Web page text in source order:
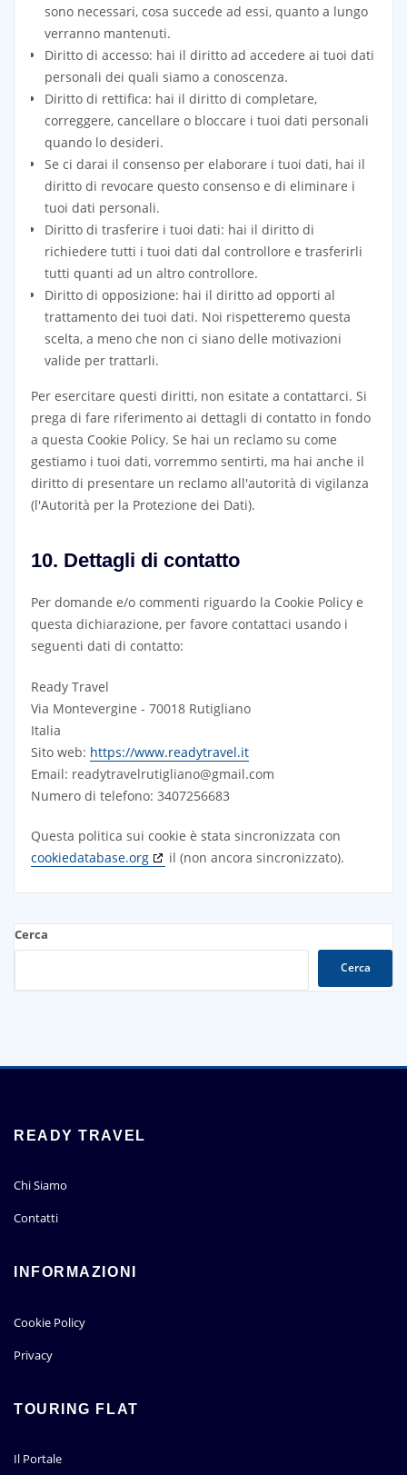
sono necessari, cosa succede ad essi, quanto a lungo
verranno mantenuti.
Diritto di accesso: hai il diritto ad accedere ai tuoi dati
personali dei quali siamo a conoscenza.
Diritto di rettifica: hai il diritto di completare,
correggere, cancellare o bloccare i tuoi dati personali
quando lo desideri.
Se ci darai il consenso per elaborare i tuoi dati, hai il
diritto di revocare questo consenso e di eliminare i
tuoi dati personali.
Diritto di trasferire i tuoi dati: hai il diritto di
richiedere tutti i tuoi dati dal controllore e trasferirli
tutti quanti ad un altro controllore.
Diritto di opposizione: hai il diritto ad opporti al
trattamento dei tuoi dati. Noi rispetteremo questa
scelta, a meno che non ci siano delle motivazioni
valide per trattarli.
Per esercitare questi diritti, non esitate a contattarci. Si
prega di fare riferimento ai dettagli di contatto in fondo
a questa Cookie Policy. Se hai un reclamo su come
gestiamo i tuoi dati, vorremmo sentirti, ma hai anche il
diritto di presentare un reclamo all'autorità di vigilanza
(l'Autorità per la Protezione dei Dati).
10. Dettagli di contatto
Per domande e/o commenti riguardo la Cookie Policy e
questa dichiarazione, per favore contattaci usando i
seguenti dati di contatto:
Ready Travel
Via Montevergine - 70018 Rutigliano
Italia
Sito web: https://www.readytravel.it
Email: readytravelrutigliano@gmail.com
Numero di telefono: 3407256683
Questa politica sui cookie è stata sincronizzata con
cookiedatabase.org
il (non ancora sincronizzato).
Cerca
Cerca
READY TRAVEL
Chi Siamo
Contatti
INFORMAZIONI
Cookie Policy
Privacy
TOURING FLAT
Il Portale